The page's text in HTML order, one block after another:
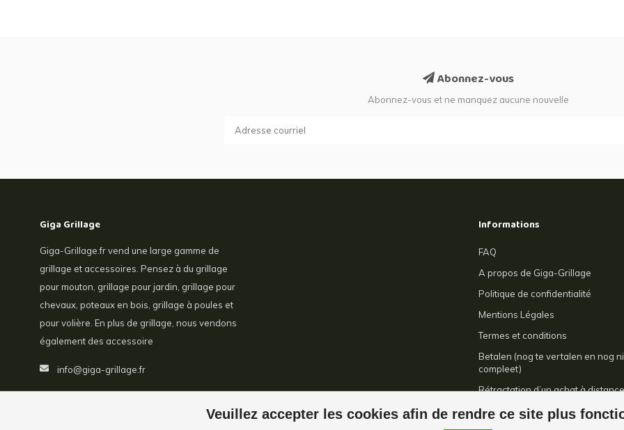
Veuillez accepter les cookies afin de rendre ce site plus
Abonnez-vous
Abonnez-vous et ne manquez aucune nouvelle
Giga Grillage
Giga-Grillage.fr vend une large gamme de
grillage et accessoires. Pensez à du grillage
pour mouton, grillage pour jardin, grillage pour
chevaux, poteaux en bois, grillage à poules et
pour volière. En plus de grillage, nous vendons
également des accessoire
info@giga-grillage.fr
Informations
FAQ
A propos de Giga-Grillage
Politique de confidentialité
Mentions Légales
Termes et conditions
Betalen (nog te vertalen en nog
compleet)
Rétractation d’un achat à distance
Contact